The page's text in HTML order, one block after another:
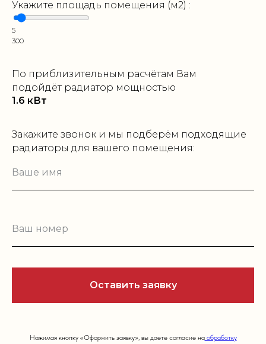
Укажите площадь помещения (м2) :
5
300
По приблизительным расчётам Вам
подойдёт радиатор мощностью
1.6 кВт
Закажите звонок и мы подберём подходящие
радиаторы для вашего помещения:
Оставить заявку
Нажимая кнопку «Оформить заявку», вы даете согласие наобработку